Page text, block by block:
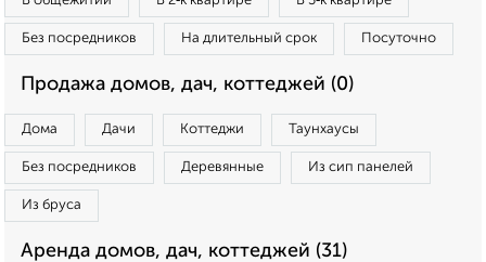
Без посредников На длительный срок Посуточно
Продажа домов, дач, коттеджей (0)
Дома Дачи Коттеджи Таунхаусы
Без посредников Деревянные Из сип панелей
Из бруса
Аренда домов, дач, коттеджей (31)